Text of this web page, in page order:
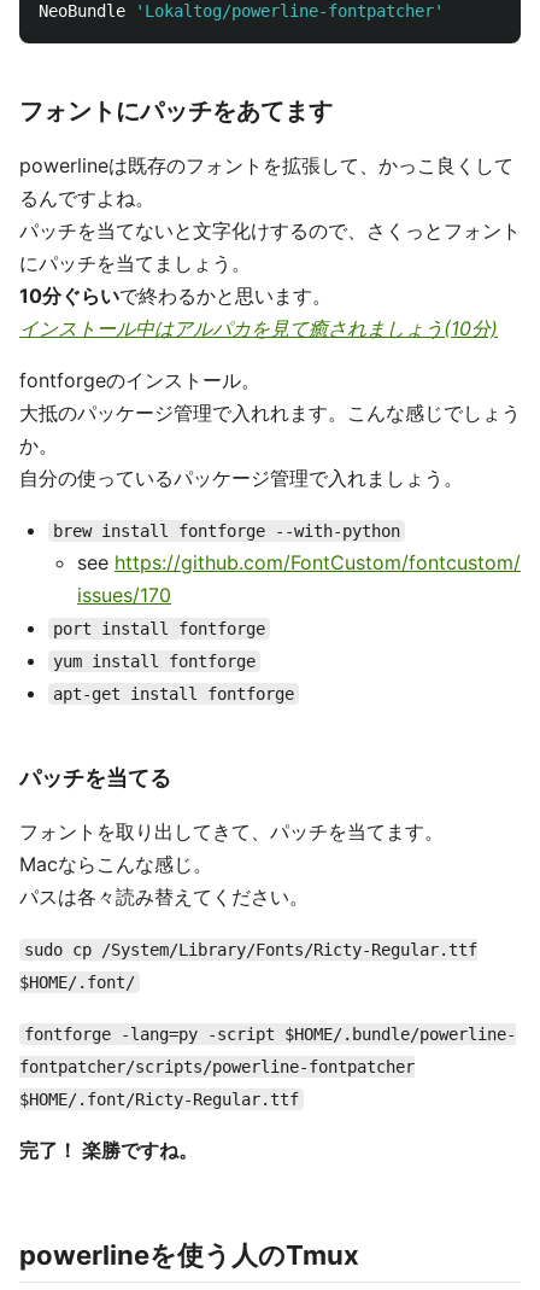
NeoBundle
'Lokaltog/powerline-fontpatcher'
フォントにパッチをあてます
powerlineは既存のフォントを拡張して、かっこ良くして
るんですよね。
パッチを当てないと文字化けするので、さくっとフォント
にパッチを当てましょう。
10分ぐらいで終わるかと思います。
インストール中はアルパカを見て癒されましょう(10分)
fontforgeのインストール。
大抵のパッケージ管理で入れれます。こんな感じでしょう
か。
自分の使っているパッケージ管理で入れましょう。
brew install fontforge --with-python
see https://github.com/FontCustom/fontcustom/
issues/170
port install fontforge
yum install fontforge
apt-get install fontforge
パッチを当てる
フォントを取り出してきて、パッチを当てます。
Macならこんな感じ。
パスは各々読み替えてください。
sudo cp /System/Library/Fonts/Ricty-Regular.ttf
$HOME/.font/
fontforge -lang=py -script $HOME/.bundle/powerline-
fontpatcher/scripts/powerline-fontpatcher
$HOME/.font/Ricty-Regular.ttf
完了！ 楽勝ですね。
powerlineを使う人のTmux